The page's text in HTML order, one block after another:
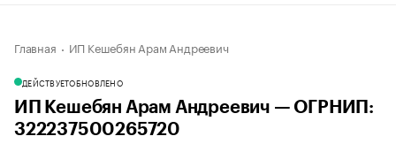
Главная ИП Кешебян Арам Андреевич
ДЕЙСТВУЕТОБНОВЛЕНО
ИП Кешебян Арам Андреевич — ОГРНИП:
322237500265720